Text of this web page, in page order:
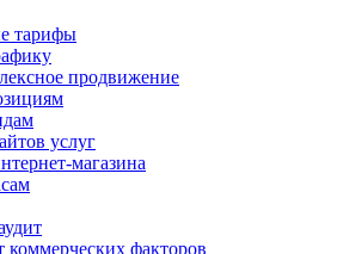
тарифы
продвижение
услуг
магазина
коммерческих факторов